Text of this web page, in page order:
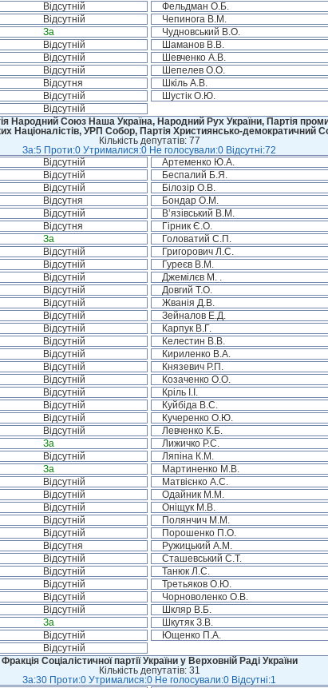
Відсутній Фельдман О.Б.
Відсутній Чепинога В.М.
За Чудновський В.О.
Відсутній Шаманов В.В.
Відсутній Шевченко А.В.
Відсутній Шепелев О.О.
Відсутня Шкіль А.В.
Відсутній Шустік О.Ю.
Відсутній
Народний Союз Наша Україна, Народний Рух України, Партія
Націоналістів, УРП Собор, Партія Християнсько-демократичний
Кількість депутатів: 77
За:5 Проти:0 Утрималися:0 Не голосували:0 Відсутні:72
Відсутній Артеменко Ю.А.
Відсутній Беспалий Б.Я.
Відсутній Білозір О.В.
Відсутня Бондар О.М.
Відсутній В’язівський В.М.
Відсутня Гірник Є.О.
За Головатий С.П.
Відсутній Григорович Л.С.
Відсутній Гуреєв В.М.
Відсутній Джемілєв М. .
Відсутній Довгий Т.О.
Відсутній Жванія Д.В.
Відсутній Зейналов Е.Д.
Відсутній Карпук В.Г.
Відсутній Келестин В.В.
Відсутній Кириленко В.А.
Відсутній Князевич Р.П.
Відсутній Козаченко О.О.
Відсутній Кріль І.І.
Відсутній Куйбіда В.С.
Відсутній Кучеренко О.Ю.
Відсутній Левченко К.Б.
За Лижичко Р.С.
Відсутній Ляпіна К.М.
За Мартиненко М.В.
Відсутній Матвієнко А.С.
Відсутній Одайник М.М.
Відсутній Оніщук М.В.
Відсутній Полянчич М.М.
Відсутній Порошенко П.О.
Відсутня Ружицький А.М.
Відсутній Сташевський С.Т.
Відсутній Танюк Л.С.
Відсутній Третьяков О.Ю.
Відсутній Чорноволенко О.В.
Відсутній Шкляр В.Б.
За Шкутяк З.В.
Відсутній Ющенко П.А.
Відсутній
Фракція Соціалістичної партії України у Верховній Раді України
Кількість депутатів: 31
За:30 Проти:0 Утрималися:0 Не голосували:0 Відсутні:1